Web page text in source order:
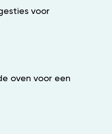
voor
oven voor een